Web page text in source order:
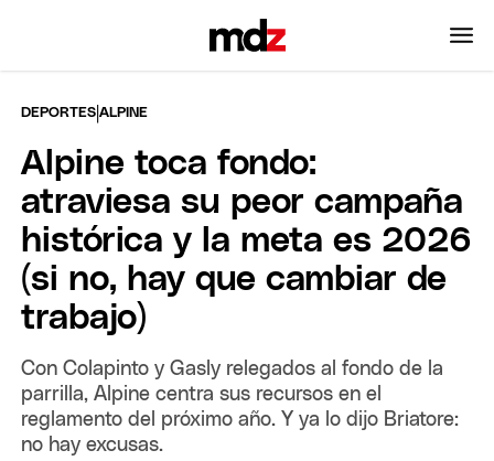
DEPORTES |ALPINE
Alpine toca fondo:
atraviesa su peor campaña
histórica y la meta es 2026
(si no, hay que cambiar de
trabajo)
Con Colapinto y Gasly relegados al fondo de la
parrilla, Alpine centra sus recursos en el
reglamento del próximo año. Y ya lo dijo Briatore:
no hay excusas.